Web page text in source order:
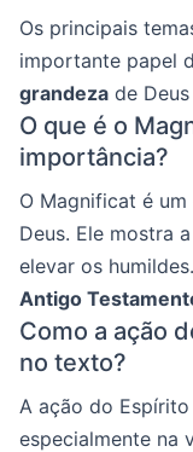
Os principais
importante papel
grandeza de
O que é o
importância?
O Magnificat é
Deus. Ele mostra
elevar os
Antigo
Como a ação
no texto?
A ação do
especialmente na